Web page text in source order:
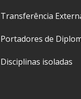
Transferência
Portadores de
Disciplinas isoladas